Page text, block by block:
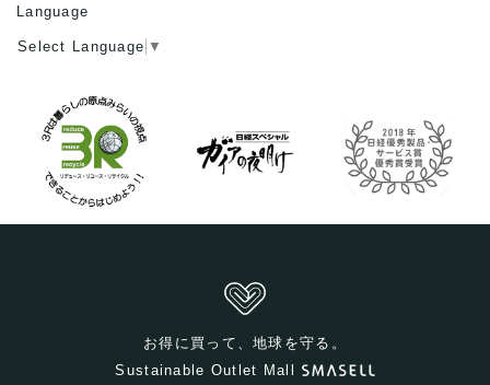
Language
Select Language ▼
お得に買って、地球を守る。
Sustainable Outlet Mall